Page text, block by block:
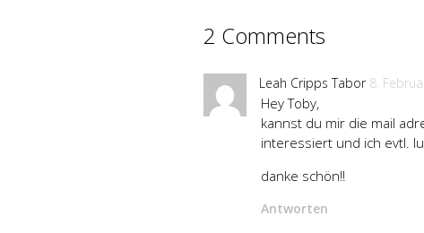
2 Comments
Leah Cripps Tabor 8.
Hey Toby,
kannst du mir die mail
interessiert und ich evtl.
danke schön!!
Antworten